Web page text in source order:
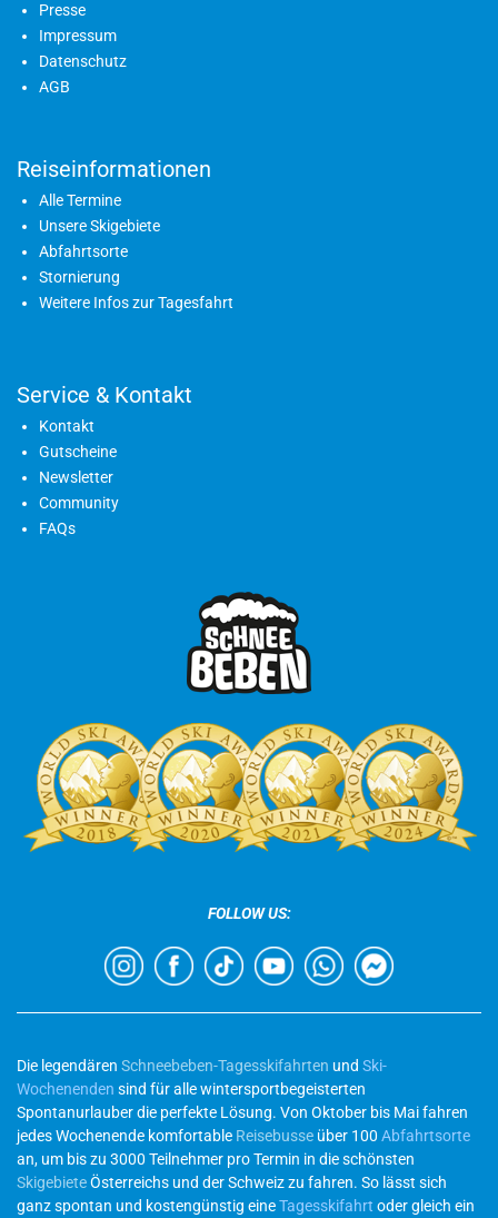
Presse
Impressum
Datenschutz
AGB
Reiseinformationen
Alle Termine
Unsere Skigebiete
Abfahrtsorte
Stornierung
Weitere Infos zur Tagesfahrt
Service & Kontakt
Kontakt
Gutscheine
Newsletter
Community
FAQs
FOLLOW US:
Die legendären Schneebeben-Tagesskifahrten und Ski-
Wochenenden sind für alle wintersportbegeisterten
Spontanurlauber die perfekte Lösung. Von Oktober bis Mai fahren
jedes Wochenende komfortable Reisebusse über 100 Abfahrtsorte
an, um bis zu 3000 Teilnehmer pro Termin in die schönsten
SkigebieteÖsterreichs und der Schweiz zu fahren. So lässt sich
ganz spontan und kostengünstig eineTagesskifahrt oder gleich ein